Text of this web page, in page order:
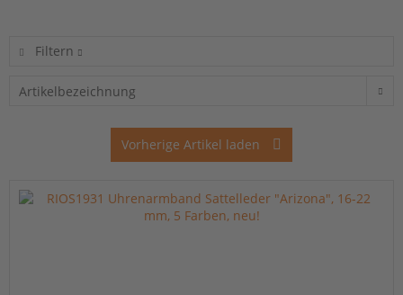
Filtern
Vorherige Artikel laden